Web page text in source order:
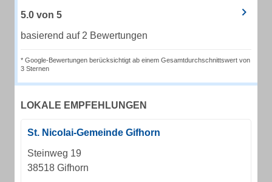
5.0 von 5
basierend auf 2 Bewertungen
* Google-Bewertungen berücksichtigt ab einem Gesamtdurchschnittswert von
3 Sternen
LOKALE EMPFEHLUNGEN
St. Nicolai-Gemeinde Gifhorn
Steinweg 19
38518 Gifhorn